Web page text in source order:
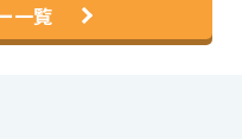
一覧